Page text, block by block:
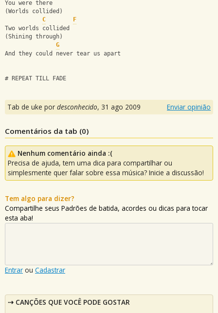
You were there
(Worlds collided)
C
F
Two worlds collided
(Shining through)
G
And they could never tear us apart
# REPEAT TILL FADE
Tab de uke por desconhecido, 31 ago 2009 Enviar opinião
Comentários da tab (0)
Nenhum comentário ainda :(
Precisa de ajuda, tem uma dica para compartilhar ou
simplesmente quer falar sobre essa música? Inicie a discussão!
Tem algo para dizer?
Compartilhe seus Padrões de batida, acordes ou dicas para tocar
esta aba!
Entrar ou Cadastrar
CANÇÕES QUE VOCÊ PODE GOSTAR